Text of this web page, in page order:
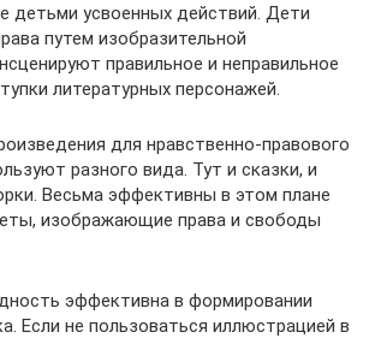
детьми усвоенных действий. Дети
путем изобразительной
правильное и неправильное
литературных персонажей.
для нравственно-правового
разного вида. Тут и сказки, и
Весьма эффективны в этом плане
изображающие права и свободы
эффективна в формировании
Если не пользоваться иллюстрацией в